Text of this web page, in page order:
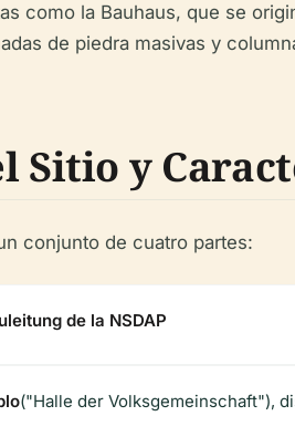
como la Bauhaus, que se
de piedra masivas y
Sitio y
conjunto de cuatro partes:
de la NSDAP
("Halle der Volksgemeinschaft"),